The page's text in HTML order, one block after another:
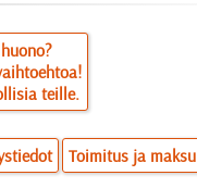
teille.
Toimitus ja maksu